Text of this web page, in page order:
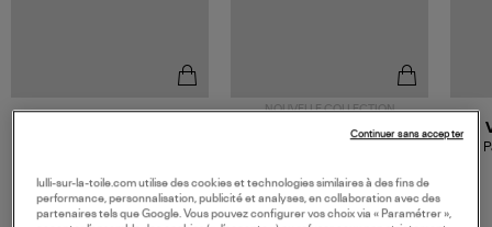
NOUVELLE COLLECTION
IBELIV
lulli-sur-la-toile.com utilise des cookies et technologies similaires à des fins de
performance, personnalisation, publicité et analyses, en collaboration avec des
partenaires tels que Google. Vous pouvez configurer vos choix via « Paramétrer »,
Continuer sans accepter